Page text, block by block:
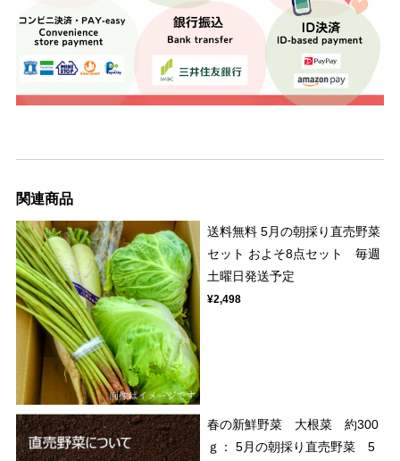
関連商品
送料無料 5月の朝採り直売野菜
セット およそ8点セット 毎週
土曜日発送予定
¥2,498
春の新鮮野菜 大根菜 約300
ｇ： 5月の朝採り直売野菜 5